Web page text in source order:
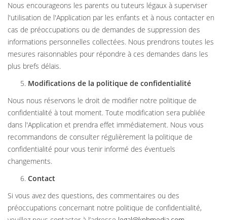
Nous encourageons les parents ou tuteurs légaux à superviser
l'utilisation de l'Application par les enfants et à nous contacter en
cas de préoccupations ou de demandes de suppression des
informations personnelles collectées. Nous prendrons toutes les
mesures raisonnables pour répondre à ces demandes dans les
plus brefs délais.
Modifications de la politique de confidentialité
Nous nous réservons le droit de modifier notre politique de
confidentialité à tout moment. Toute modification sera publiée
dans l'Application et prendra effet immédiatement. Nous vous
recommandons de consulter régulièrement la politique de
confidentialité pour vous tenir informé des éventuels
changements.
Contact
Si vous avez des questions, des commentaires ou des
préoccupations concernant notre politique de confidentialité,